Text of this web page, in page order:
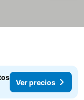
Ver precios